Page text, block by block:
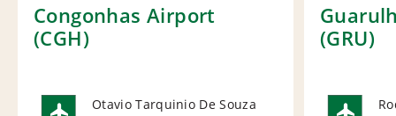
Congonhas Airport
(CGH)
Otavio Tarquinio De Souza
(GRU)